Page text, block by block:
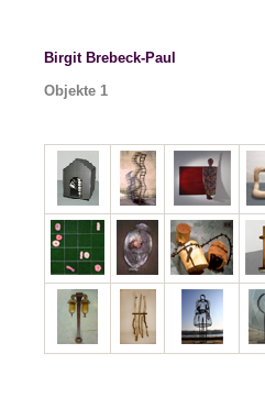
Birgit Brebeck-Paul
Objekte 1